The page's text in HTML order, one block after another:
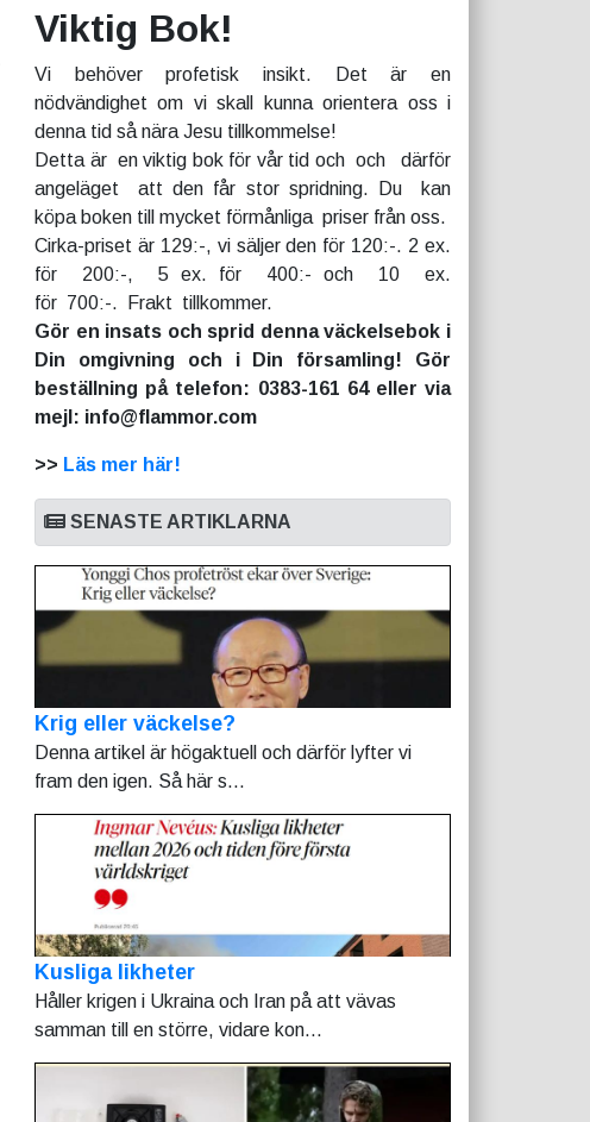
Viktig Bok!
Vi behöver profetisk insikt. Det är en
nödvändighet om vi skall kunna orientera oss i
denna tid så nära Jesu tillkommelse!
Detta är en viktig bok för vår tid och och därför
angeläget att den får stor spridning. Du kan
köpa boken till mycket förmånliga priser från oss.
Cirka-priset är 129:-, vi säljer den för 120:-. 2 ex.
för 200:-, 5 ex. för 400:- och 10 ex.
för 700:-. Frakt tillkommer.
Gör en insats och sprid denna väckelsebok i
Din omgivning och i Din församling! Gör
beställning på telefon: 0383-161 64 eller via
mejl: info@flammor.com
>> Läs mer här!
SENASTE ARTIKLARNA
Krig eller väckelse?
Denna artikel är högaktuell och därför lyfter vi
fram den igen. Så här s...
Kusliga likheter
Håller krigen i Ukraina och Iran på att vävas
samman till en större, vidare kon...